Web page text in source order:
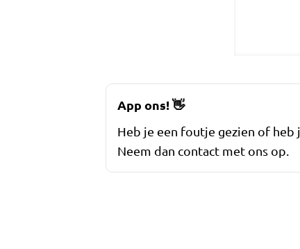
App ons!👋
Heb je een foutje gezien of
Neem dan contact met ons op.